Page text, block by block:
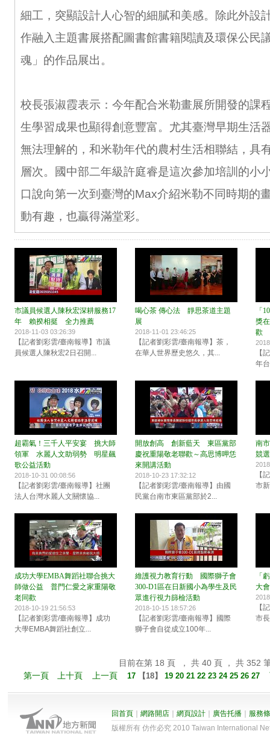
細工，突顯設計人心智的細膩和美感。除此外設
作融入主題書展搭配圖書館書籍閱讀及環保公民
魂」的作品展出。
校長張淑霞表示：今年配合米勒畫展所開發的課
生學習成果也顯得創意豐富。尤其臺灣早期生活
無法理解的，和米勒年代的農村生活相聯結，具
層次。國中部二年級許庭睿是這次參加培訓的小
口說向第一次到臺灣的Max介紹米勒不同時期的
動有趣，也贏得滿堂彩。
市議員候選人陳秋宏深耕服務17
年 賴揆相挺 全力推薦
2018-11-03 03:26:39
【記者劉彩雲/臺南報導】市議
員候選人陳秋宏2日召開...
喝心茶 傳心法 靜思茶道主題
展
2018-11-01 23:46:25
【記者劉彩雲/臺南報導】茶，
在華人世界歷史悠久，其...
「
獎
歡
【
年
超霸氣！三千人平安宴 挑大師
領軍 水麗人文助弱勢 明星飆
歌公益活動
2018-10-31 00:08:56
【記者劉彩雲/臺南報導】社團
法人台灣水麗人文關懷協...
開放創高 創新藍天 東區黨部
慶祝重陽敬老聯歡～高思博呷恁
來開講活動
2018-10-23 17:32:12
【記者劉彩雲/臺南報導】由國
民黨台南市東區黨部於2...
南
競
【
市
成功大學EMBA舞蹈社聯合挑大
師做公益 普門仁愛之家重陽敬
老同歡
2018-10-19 21:56:53
【記者劉彩雲/臺南報導】成功
大學EMBA舞蹈社創立...
維護視力教育行動 國際獅子會
300-D1區在日新國小為學生及民
眾進行視力篩檢活動
2018-10-15 18:57:26
【記者劉彩雲/臺南報導】國際
獅子會自從成立100年...
「
大
【
市
目前在第 18 頁 ， 共 40 頁 ， 共 352
第一頁
上十頁 上一頁 17 【18】 19 20 21 22 23 24 25 26 27
回首頁 網路開店 網頁設計 廣告托播
服務
版權所有 仿作必究 2010 Taiwan International